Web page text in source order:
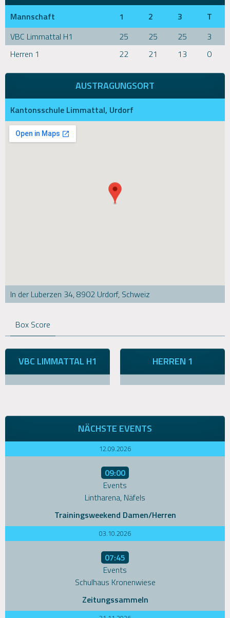
Mannschaft 1 2 3
T
VBC Limmattal H1
25 25 25
3
Herren 1
22 21 13 0
AUSTRAGUNGSORT
Kantonsschule Limmattal, Urdorf
In der Luberzen 34, 8902 Urdorf, Schweiz
Box Score
VBC LIMMATTAL H1 HERREN 1
NÄCHSTE EVENTS
12.09.2026
09:00
Events
Lintharena, Näfels
Trainingsweekend Damen/Herren
03.10.2026
07:45
Events
Schulhaus Kronenwiese
Zeitungssammeln